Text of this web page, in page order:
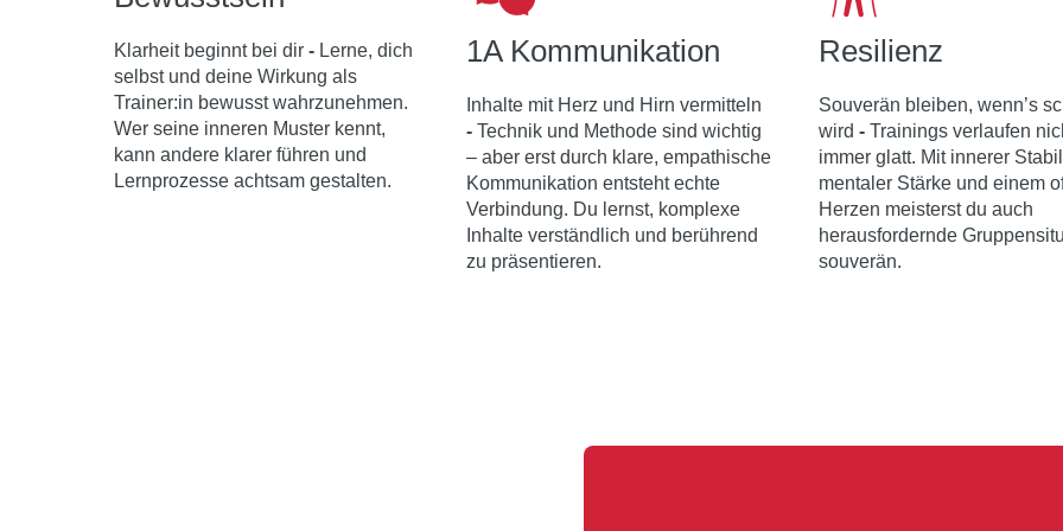
Klarheit beginnt bei dir - Lerne, dich
selbst und deine Wirkung als
Trainer:in bewusst wahrzunehmen.
Wer seine inneren Muster kennt,
kann andere klarer führen und
Lernprozesse achtsam gestalten.
1A Kommunikation
Inhalte mit Herz und Hirn vermitteln
- Technik und Methode sind wichtig
– aber erst durch klare, empathische
Kommunikation entsteht echte
Verbindung. Du lernst, komplexe
Inhalte verständlich und berührend
zu präsentieren.
Resilienz
Souverän bleiben, wenn’s
wird - Trainings verlaufen
immer glatt. Mit innerer
mentaler Stärke und einem
Herzen meisterst du auch
herausfordernde
souverän.